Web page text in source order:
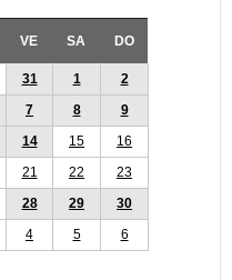
VE SA DO
31 1
2
7 8
9
14 15
16
21 22
23
28 29
30
4 5 6